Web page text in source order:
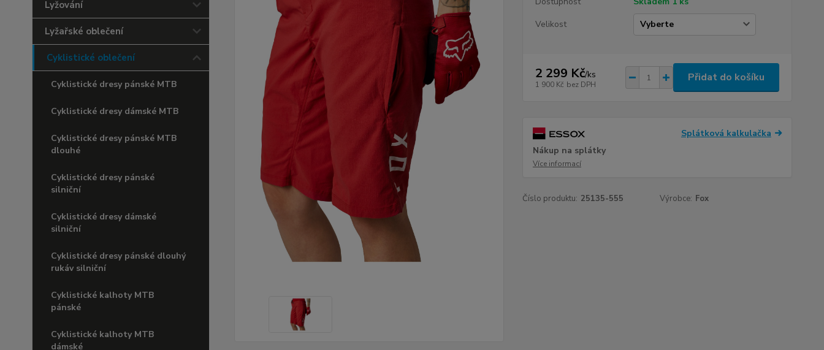
Lyžování
Lyžařské oblečení
Cyklistické oblečení
Cyklistické dresy pánské MTB
Cyklistické dresy dámské MTB
Cyklistické dresy pánské MTB
dlouhé
Cyklistické dresy pánské
silniční
Cyklistické dresy dámské
silniční
Cyklistické dresy pánské dlouhý
rukáv silniční
Cyklistické kalhoty MTB
pánské
Cyklistické kalhoty MTB
dámské
Velikost
2 299 Kč/ks
1 900 Kč bez DPH
Přidat do košíku
Splátková kalkulačka
Nákup na splátky
Více informací
Číslo produktu: 25135-555 Výrobce: Fox